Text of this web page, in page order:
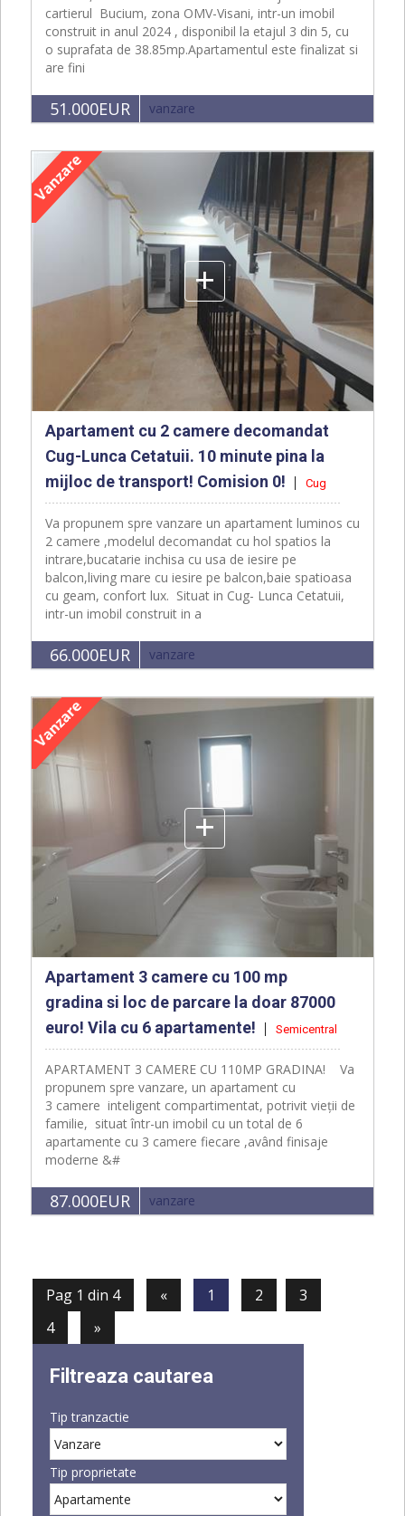
cartierul Bucium, zona OMV-Visani, intr-un imobil
construit in anul 2024 , disponibil la etajul 3 din 5, cu
o suprafata de 38.85mp.Apartamentul este finalizat si
are fini
51.000EUR vanzare
+
Apartament cu 2 camere decomandat
Cug-Lunca Cetatuii. 10 minute pina la
mijloc de transport! Comision 0!
Cug
Va propunem spre vanzare un apartament luminos cu
2 camere ,modelul decomandat cu hol spatios la
intrare,bucatarie inchisa cu usa de iesire pe
balcon,living mare cu iesire pe balcon,baie spatioasa
cu geam, confort lux. Situat in Cug- Lunca Cetatuii,
intr-un imobil construit in a
66.000EUR vanzare
+
Apartament 3 camere cu 100 mp
gradina si loc de parcare la doar 87000
euro! Vila cu 6 apartamente!
Semicentral
APARTAMENT 3 CAMERE CU 110MP GRADINA! Va
propunem spre vanzare, un apartament cu
3 camere inteligent compartimentat, potrivit vieții de
familie, situat într-un imobil cu un total de 6
apartamente cu 3 camere fiecare ,având finisaje
moderne &#
87.000EUR vanzare
Pag 1 din 4 « 1 2
3
4
»
Filtreaza cautarea
Tip tranzactie
Tip proprietate